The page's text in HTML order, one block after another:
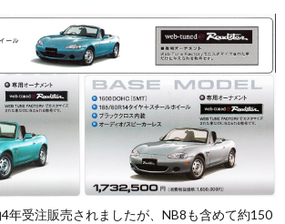
4年受注販売されましたが、NB8も含めて約150